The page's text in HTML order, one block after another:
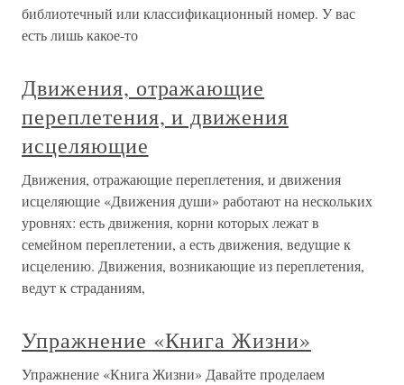
библиотечный или классификационный номер. У вас
есть лишь какое-то
Движения, отражающие
переплетения, и движения
исцеляющие
Движения, отражающие переплетения, и движения
исцеляющие «Движения души» работают на нескольких
уровнях: есть движения, корни которых лежат в
семейном переплетении, а есть движения, ведущие к
исцелению. Движения, возникающие из переплетения,
ведут к страданиям,
Упражнение «Книга Жизни»
Упражнение «Книга Жизни» Давайте проделаем